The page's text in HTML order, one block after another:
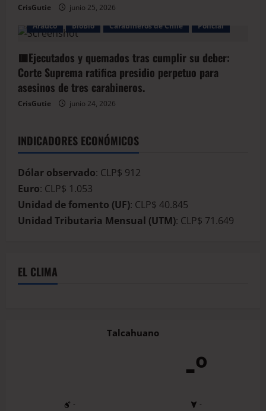
CrisGutie
junio 25, 2026
Arauco
BioBio Carabineros de Chile Policial
🟥Ejecutados y quemados tras cumplir su deber:
Corte Suprema ratifica presidio perpetuo para
asesinos de tres carabineros.
CrisGutie junio 24, 2026
INDICADORES ECONÓMICOS
Dólar observado: CLP$ 912
Euro: CLP$ 1.053
Unidad de fomento (UF): CLP$ 40.845
Unidad Tributaria Mensual (UTM): CLP$ 71.649
EL CLIMA
Talcahuano
-º
-
-